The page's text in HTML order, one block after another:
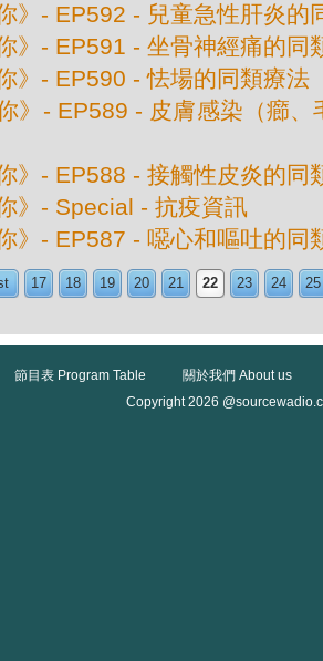
》- EP592 - 兒童急性肝炎的
》- EP591 - 坐骨神經痛的同
》- EP590 - 怯場的同類療法
》- EP589 - 皮膚感染（癤
》- EP588 - 接觸性皮炎的同
》- Special - 抗疫資訊
》- EP587 - 噁心和嘔吐的同
17 18 19 20 21 22 23 24 25
節目表 Program Table
關於我們 About us
Copyright 2026